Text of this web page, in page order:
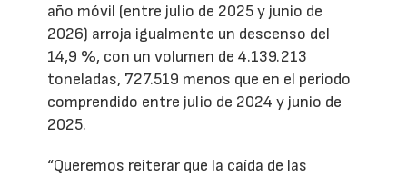
año móvil (entre julio de 2025 y junio de
2026) arroja igualmente un descenso del
14,9 %, con un volumen de 4.139.213
toneladas, 727.519 menos que en el periodo
comprendido entre julio de 2024 y junio de
2025.
“Queremos reiterar que la caída de las